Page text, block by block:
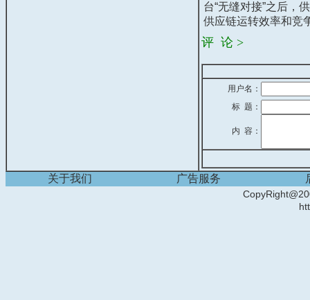
台“无缝对接”之后，
供应链运转效率和竞
评 论 >
用户名：
标 题：
内 容：
关于我们 广告服务